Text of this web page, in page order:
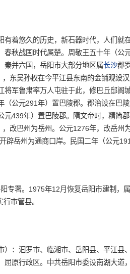
悠久的历史，新石器时代，人们就
春秋战国时代属楚。周敬王五十年（公
秦并六国，岳阳市大部分地区属长沙郡
东吴孙权在今平江县东南的金铺观设
将军鲁肃率万人屯驻于此，修巴丘邸阁
（公元291年）置巴陵郡。郡治设在巴
元439年）置巴陵郡。隋文帝时，精简
改巴州为岳州。公元1276年，改岳州
辟岳州为通商口岸。民国二年（公元
署。1975年12月恢复岳阳市建制，
市管县。
：汩罗市、临湘市、岳阳县、平江县
屈原行政区。中共岳阳市委设南湖大道